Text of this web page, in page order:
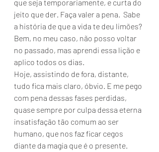
que seja temporariamente, e curta do
jeito que der. Faça valer a pena.  Sabe
a história de que a vida te deu limões?
Bem, no meu caso, não posso voltar
no passado, mas aprendi essa lição e
aplico todos os dias.
Hoje, assistindo de fora, distante,
tudo fica mais claro, óbvio. E me pego
com pena dessas fases perdidas,
quase sempre por culpa dessa eterna
insatisfação tão comum ao ser
humano, que nos faz ficar cegos
diante da magia que é o presente.